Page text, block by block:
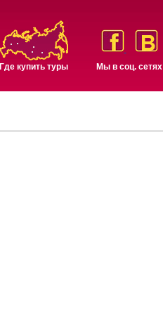
Где купить туры Мы в соц. сетях